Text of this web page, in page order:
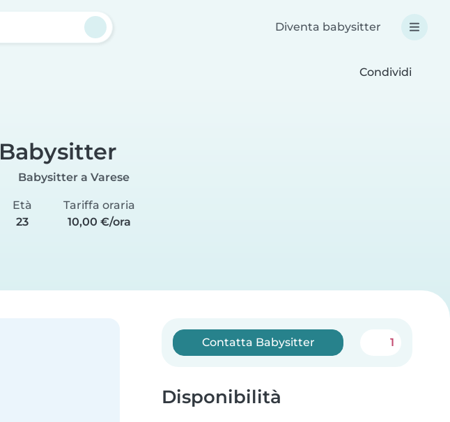
Diventa babysitter
Condividi
Babysitter
Babysitter a Varese
Età
23
Tariffa oraria
10,00 €/ora
Contatta Babysitter 1
Disponibilità